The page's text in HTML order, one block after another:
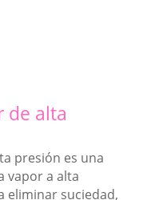
de alta
presión es una
vapor a alta
eliminar suciedad,